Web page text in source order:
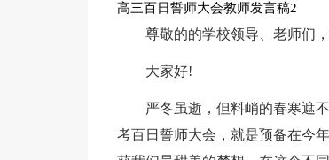
高三百日誓师大会教师发言稿2
尊敬的的学校领导、老师们
大家好!
严冬虽逝，但料峭的春寒遮
考百日誓师大会，就是预备在今